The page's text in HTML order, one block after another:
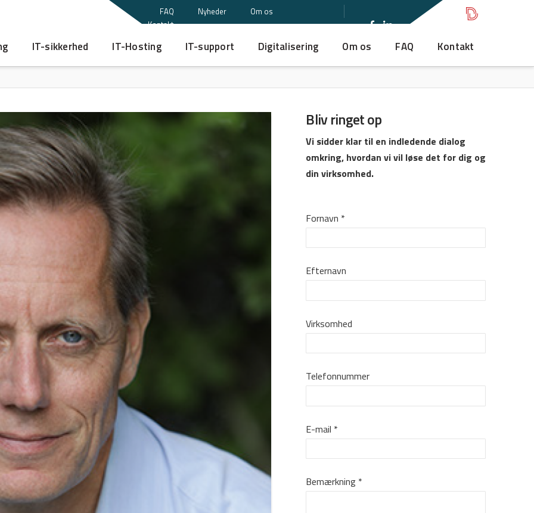
FAQ Nyheder
Om os
Kontakt
IT-sikkerhed IT-Hosting IT-support Digitalisering Om os FAQ Kontakt
Bliv ringet op
Vi sidder klar til en indledende dialog
omkring, hvordan vi vil løse det for dig og
din virksomhed.
Fornavn *
Efternavn
Virksomhed
Telefonnummer
E-mail *
Bemærkning *